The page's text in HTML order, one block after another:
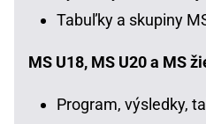
Tabuľky a skupiny
MS U18, MS U20 a MS
Program, výsledky,